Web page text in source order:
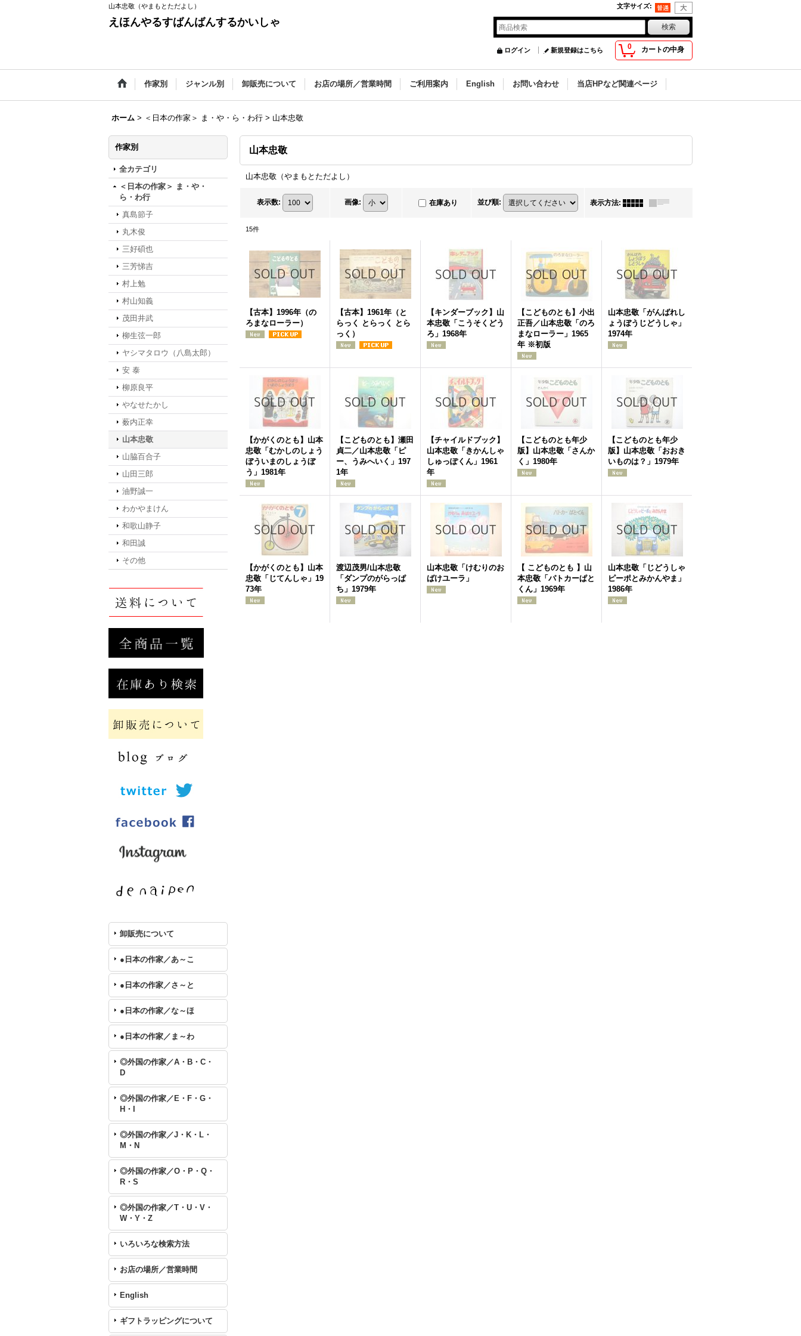
山本忠敬（やまもとただよし） 文字サイズ:
えほんやるすばんばんするかいしゃ
0 カートの中身
ログイン 新規登録はこちら
作家別 ジャンル別 卸販売について お店の場所／営業時間 ご利用案内 English お問い合わせ 当店HPなど関連ページ
ホーム > ＜日本の作家＞ ま・や・ら・わ行 > 山本忠敬
作家別
全カテゴリ
＜日本の作家＞ ま・や・
ら・わ行
真島節子
丸木俊
三好碩也
三芳悌吉
村上勉
村山知義
茂田井武
柳生弦一郎
ヤシマタロウ（八島太郎）
安 泰
柳原良平
やなせたかし
薮内正幸
山本忠敬
山脇百合子
山田三郎
油野誠一
わかやまけん
和歌山静子
和田誠
その他
卸販売について
●日本の作家／あ～こ
●日本の作家／さ～と
●日本の作家／な～ほ
●日本の作家／ま～わ
◎外国の作家／A・B・C・
D
◎外国の作家／E・F・G・
H・I
◎外国の作家／J・K・L・
M・N
◎外国の作家／O・P・Q・
R・S
◎外国の作家／T・U・V・
W・Y・Z
いろいろな検索方法
お店の場所／営業時間
English
ギフトラッピングについて
山本忠敬
山本忠敬（やまもとただよし）
表示数: 画像: 在庫あり 並び順: 表示方法:
15件
【古本】1996年（の
ろまなローラー）
【古本】1961年（と
らっく とらっく とら
っく）
【キンダーブック】山
本忠敬「こうそくどう
ろ」1968年
【こどものとも】小出
正吾／山本忠敬「のろ
まなローラー」1965
年 ※初版
山本忠敬「がんばれし
ょうぼうじどうしゃ」
1974年
【かがくのとも】山本
忠敬「むかしのしょう
ぼういまのしょうぼ
う」1981年
【こどものとも】瀬田
貞二／山本忠敬「ピ
ー、うみへいく」197
1年
【チャイルドブック】
山本忠敬「きかんしゃ
しゅっぽくん」1961
年
【こどものとも年少
版】山本忠敬「さんか
く」1980年
【こどものとも年少
版】山本忠敬「おおき
いものは？」1979年
【かがくのとも】山本
忠敬「じてんしゃ」19
73年
渡辺茂男/山本忠敬
「ダンプのがらっぱ
ち」1979年
山本忠敬「けむりのお
ばけユーラ」
【 こどものとも 】山
本忠敬「パトカーぱと
くん」1969年
山本忠敬「じどうしゃ
ピーポとみかんやま」
1986年